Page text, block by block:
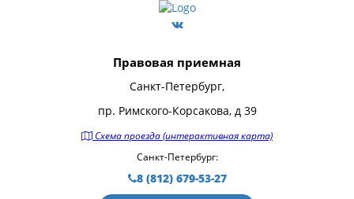
Правовая приемная
Санкт-Петербург,
пр. Римского-Корсакова, д 39
Схема проезда (интерактивная карта)
Санкт-Петербург:
8 (812) 679-53-27